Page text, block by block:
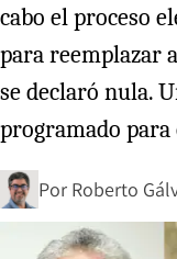
cabo el proceso
para reemplazar
se declaró nula.
programado para
Por Roberto